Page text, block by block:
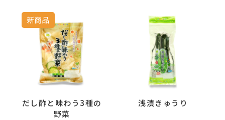
新商品
だし酢と味わう3種の
野菜
浅漬きゅうり